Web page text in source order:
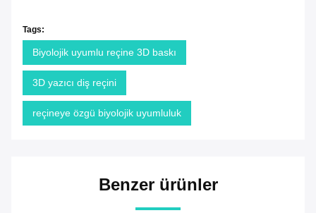
Tags:
Biyolojik uyumlu reçine 3D baskı
3D yazıcı diş reçini
reçineye özgü biyolojik uyumluluk
Benzer ürünler